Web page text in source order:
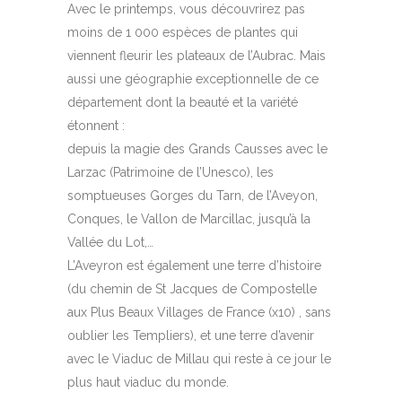
Avec le printemps, vous découvrirez pas
moins de 1 000 espèces de plantes qui
viennent fleurir les plateaux de l’Aubrac. Mais
aussi une géographie exceptionnelle de ce
département dont la beauté et la variété
étonnent :
depuis la magie des Grands Causses avec le
Larzac (Patrimoine de l’Unesco), les
somptueuses Gorges du Tarn, de l’Aveyon,
Conques, le Vallon de Marcillac, jusqu’à la
Vallée du Lot,…
L’Aveyron est également une terre d’histoire
(du chemin de St Jacques de Compostelle
aux Plus Beaux Villages de France (x10) , sans
oublier les Templiers), et une terre d’avenir
avec le Viaduc de Millau qui reste à ce jour le
plus haut viaduc du monde.